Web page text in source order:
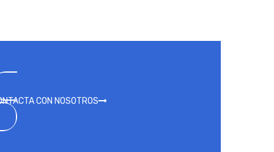
CON NOSOTROS